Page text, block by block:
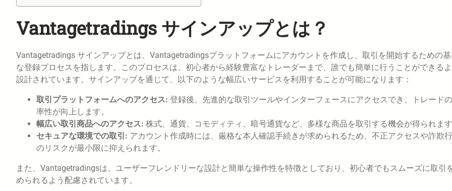
Vantagetradings サインアップとは？
Vantagetradings サインアップとは、Vantagetradingsプラットフォームにアカウントを作成し、取引を開始するための
な登録プロセスを指します。このプロセスは、初心者から経験豊富なトレーダーまで、誰でも簡単に行うことができる
設計されています。サインアップを通じて、以下のような幅広いサービスを利用することが可能になります：
取引プラットフォームへのアクセス: 登録後、先進的な取引ツールやインターフェースにアクセスでき、トレード
率性が向上します。
幅広い取引商品へのアクセス: 株式、通貨、コモディティ、暗号通貨など、多様な商品を取引する機会が得られます
セキュアな環境での取引: アカウント作成時には、厳格な本人確認手続きが求められるため、不正アクセスや詐欺
のリスクが最小限に抑えられます。
また、Vantagetradingsは、ユーザーフレンドリーな設計と簡単な操作性を特徴としており、初心者でもスムーズに取引
められるよう配慮されています。